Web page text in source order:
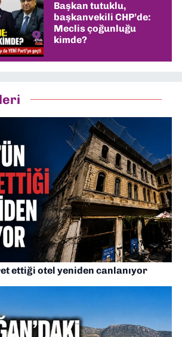
Başkan tutuklu,
başkanvekili CHP’de:
Meclis çoğunluğu
kimde?
ettiği otel yeniden canlanıyor